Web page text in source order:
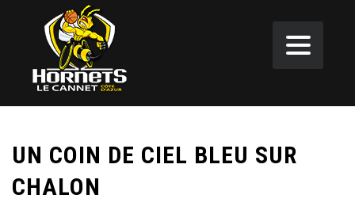
UN COIN DE CIEL BLEU SUR
CHALON